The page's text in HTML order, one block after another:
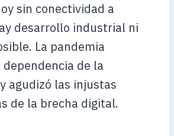
sin conectividad a
desarrollo industrial ni
La pandemia
de la
agudizó las injustas
de la brecha digital.